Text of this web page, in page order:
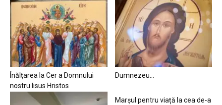
Înălțarea la Cer a Domnului
nostru Iisus Hristos
Dumnezeu…
Marșul pentru viață la cea de-a